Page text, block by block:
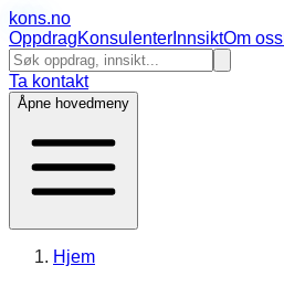
kons.no
OppdragKonsulenter InnsiktOm oss
Ta kontakt
Åpne hovedmeny
Hjem